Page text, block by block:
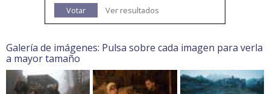
Votar
Ver resultados
Galería de imágenes: Pulsa sobre cada imagen para verla
a mayor tamaño